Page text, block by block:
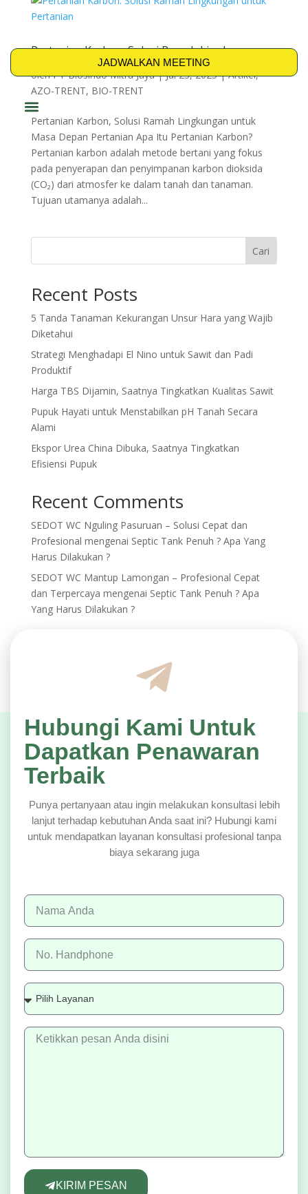
JADWALKAN MEETING
Pertanian Karbon: Solusi Ramah Lingkungan
untuk Pertanian
olehPT Biosindo Mitra Jaya|Jul 23, 2025|Artikel,
AZO-TRENT, BIO-TRENT
Pertanian Karbon, Solusi Ramah Lingkungan untuk
Masa Depan Pertanian Apa Itu Pertanian Karbon?
Pertanian karbon adalah metode bertani yang fokus
pada penyerapan dan penyimpanan karbon dioksida
(CO₂) dari atmosfer ke dalam tanah dan tanaman.
Tujuan utamanya adalah...
Cari
Recent Posts
5 Tanda Tanaman Kekurangan Unsur Hara yang Wajib
Diketahui
Strategi Menghadapi El Nino untuk Sawit dan Padi
Produktif
Harga TBS Dijamin, Saatnya Tingkatkan Kualitas Sawit
Pupuk Hayati untuk Menstabilkan pH Tanah Secara
Alami
Ekspor Urea China Dibuka, Saatnya Tingkatkan
Efisiensi Pupuk
Recent Comments
SEDOT WC Nguling Pasuruan – Solusi Cepat dan
Profesional mengenai Septic Tank Penuh ? Apa Yang
Harus Dilakukan ?
SEDOT WC Mantup Lamongan – Profesional Cepat
dan Terpercaya mengenai Septic Tank Penuh ? Apa
Yang Harus Dilakukan ?
KIRIM PESAN
Hubungi Kami Untuk
Dapatkan Penawaran
Terbaik
Punya pertanyaan atau ingin melakukan konsultasi lebih
lanjut terhadap kebutuhan Anda saat ini? Hubungi kami
untuk mendapatkan layanan konsultasi profesional tanpa
biaya sekarang juga